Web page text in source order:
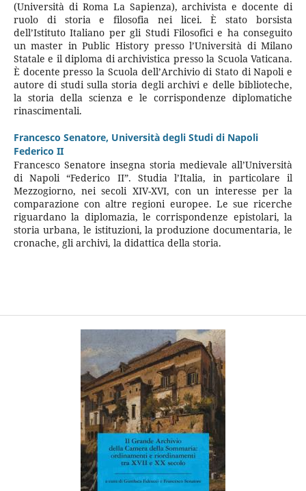
(Università di Roma La Sapienza), archivista e docente di
ruolo di storia e filosofia nei licei. È stato borsista
dell’Istituto Italiano per gli Studi Filosofici e ha conseguito
un master in Public History presso l’Università di Milano
Statale e il diploma di archivistica presso la Scuola Vaticana.
È docente presso la Scuola dell’Archivio di Stato di Napoli e
autore di studi sulla storia degli archivi e delle biblioteche,
la storia della scienza e le corrispondenze diplomatiche
rinascimentali.
Francesco Senatore, Università degli Studi di Napoli
Federico II
Francesco Senatore insegna storia medievale all’Università
di Napoli “Federico II”. Studia l’Italia, in particolare il
Mezzogiorno, nei secoli XIV-XVI, con un interesse per la
comparazione con altre regioni europee. Le sue ricerche
riguardano la diplomazia, le corrispondenze epistolari, la
storia urbana, le istituzioni, la produzione documentaria, le
cronache, gli archivi, la didattica della storia.